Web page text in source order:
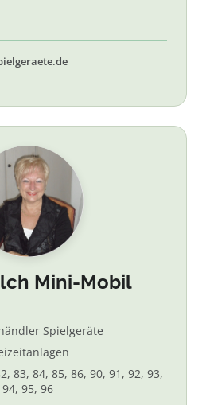
Mini-Mobil
Spielgeräte
83, 84, 85, 86, 90, 91, 92, 93,
94, 95, 96